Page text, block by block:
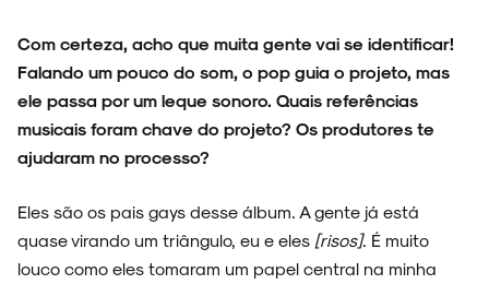
Com certeza, acho que muita gente vai se identificar!
Falando um pouco do som, o pop guia o projeto, mas
ele passa por um leque sonoro. Quais referências
musicais foram chave do projeto? Os produtores te
ajudaram no processo?
Eles são os pais gays desse álbum. A gente já está
quase virando um triângulo, eu e eles [risos]. É muito
louco como eles tomaram um papel central na minha